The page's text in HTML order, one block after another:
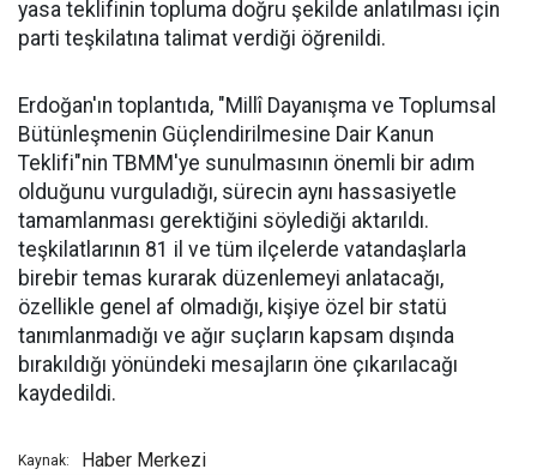
yasa teklifinin topluma doğru şekilde anlatılması için
parti teşkilatına talimat verdiği öğrenildi.
Erdoğan'ın toplantıda, "Millî Dayanışma ve Toplumsal
Bütünleşmenin Güçlendirilmesine Dair Kanun
Teklifi"nin TBMM'ye sunulmasının önemli bir adım
olduğunu vurguladığı, sürecin aynı hassasiyetle
tamamlanması gerektiğini söylediği aktarıldı.
teşkilatlarının 81 il ve tüm ilçelerde vatandaşlarla
birebir temas kurarak düzenlemeyi anlatacağı,
özellikle genel af olmadığı, kişiye özel bir statü
tanımlanmadığı ve ağır suçların kapsam dışında
bırakıldığı yönündeki mesajların öne çıkarılacağı
kaydedildi.
Kaynak: Haber Merkezi